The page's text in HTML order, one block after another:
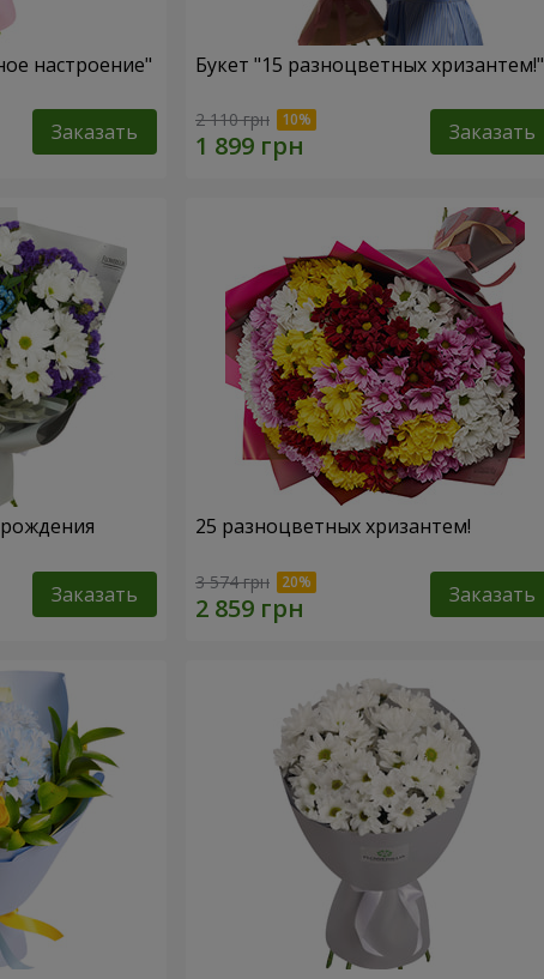
настроение"
Заказать
Букет "15 разноцветных хризантем!"
2 110 грн Заказать
Заказать
25 разноцветных хризантем!
3 574 грн Заказать